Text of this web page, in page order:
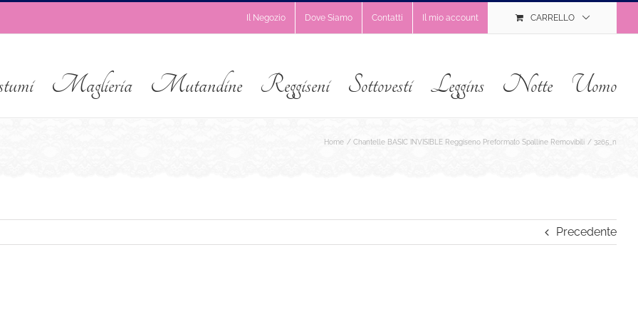
Il Negozio Dove Siamo Contatti Il mio account CARRELLO
Maglieria Mutandine Reggiseni Sottovesti Leggins Notte Uomo
Home Chantelle BASIC INVISIBLE Reggiseno Preformato Spalline Removibili 3265_n
Precedente